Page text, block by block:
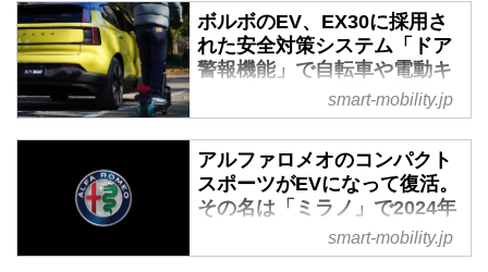
12月14日（現地時間）、フォル
クスワーゲンが近日中に公開され
るとみられる「ID.2 all SUVコン
ー画像を公開した。ベースとなる
「ID.2 all」は2023年3月に最初の
コンセプトとして詳細な情報とと
もに公開、同年9月にはハイパフ
ォーマンスモデル「GTI」のコン
セプトモデルも披露された。今回
のSUVモデルの追加で、ID.2はか
ボルボのEV、EX30に採用さ
れた安全対策システム「ドア
警報機能」で自転車や電動キ
ックボードとの事故を予防 -
スマートモビリティJP
2023年12月14日、ボルボ・カ
ー・ジャパンは新型EV「EX30」
に採用された安全対策の新システ
ム「ドア警報機能」のデモンスト
レーションを開催した。
smart-mobility.jp
アルファロメオのコンパクト
スポーツがEVになって復活。
その名は「ミラノ」で2024年
4月に発表 - スマートモビリテ
ィJP
smart-mobility.jp